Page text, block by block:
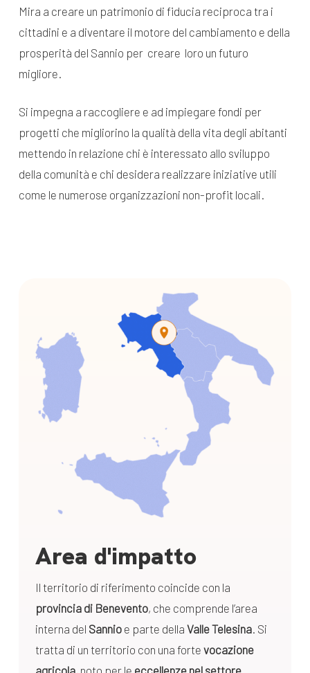
Mira a creare un patrimonio di fiducia reciproca tra i
cittadini e a diventare il motore del cambiamento e della
prosperità del Sannio per creare loro un futuro
migliore.
Si impegna a raccogliere e ad impiegare fondi per
progetti che migliorino la qualità della vita degli abitanti
mettendo in relazione chi è interessato allo sviluppo
della comunità e chi desidera realizzare iniziative utili
come le numerose organizzazioni non-profit locali.
Area d'impatto
Il territorio di riferimento coincide con la
provincia di Benevento, che comprende l’area
interna del Sannioe parte della Valle Telesina. Si
tratta di un territorio con una forte vocazione
agricola, noto per le eccellenze nel settore